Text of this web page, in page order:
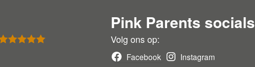
Pink Parents socials
Volg ons op:
Facebook Instagram